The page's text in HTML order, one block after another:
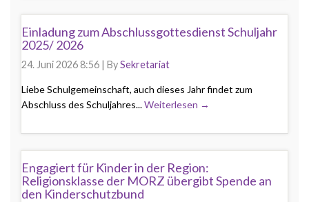
Einladung zum Abschlussgottesdienst Schuljahr
2025/ 2026
24. Juni 2026 8:56 | BySekretariat
Liebe Schulgemeinschaft, auch dieses Jahr findet zum
Abschluss des Schuljahres...Weiterlesen →
Engagiert für Kinder in der Region:
Religionsklasse der MORZ übergibt Spende an
den Kinderschutzbund